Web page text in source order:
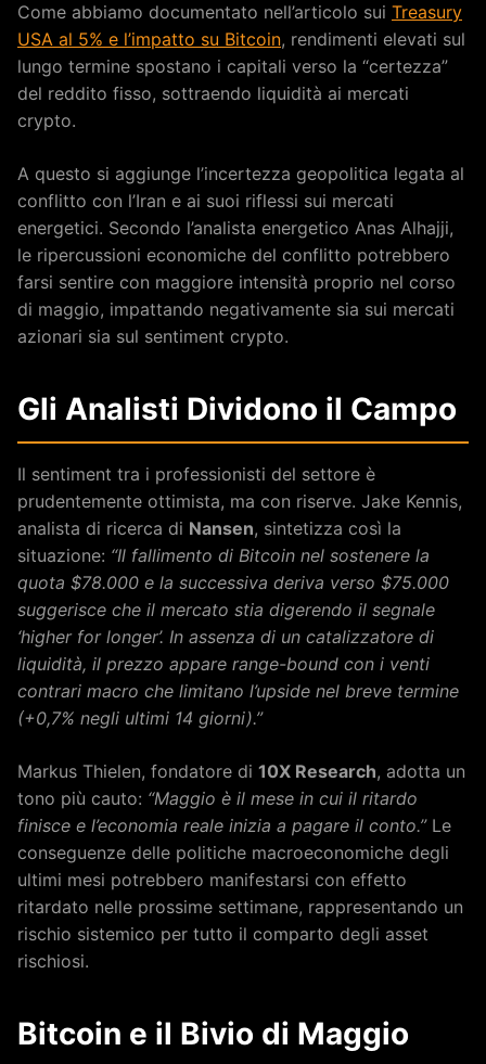
Come abbiamo documentato nell’articolo sui Treasury
USA al 5% e l’impatto su Bitcoin, rendimenti elevati sul
lungo termine spostano i capitali verso la “certezza”
del reddito fisso, sottraendo liquidità ai mercati
crypto.
A questo si aggiunge l’incertezza geopolitica legata al
conflitto con l’Iran e ai suoi riflessi sui mercati
energetici. Secondo l’analista energetico Anas Alhajji,
le ripercussioni economiche del conflitto potrebbero
farsi sentire con maggiore intensità proprio nel corso
di maggio, impattando negativamente sia sui mercati
azionari sia sul sentiment crypto.
Gli Analisti Dividono il Campo
Il sentiment tra i professionisti del settore è
prudentemente ottimista, ma con riserve. Jake Kennis,
analista di ricerca di Nansen, sintetizza così la
situazione: “Il fallimento di Bitcoin nel sostenere la
quota $78.000 e la successiva deriva verso $75.000
suggerisce che il mercato stia digerendo il segnale
‘higher for longer’. In assenza di un catalizzatore di
liquidità, il prezzo appare range-bound con i venti
contrari macro che limitano l’upside nel breve termine
(+0,7% negli ultimi 14 giorni).”
Markus Thielen, fondatore di 10X Research, adotta un
tono più cauto: “Maggio è il mese in cui il ritardo
finisce e l’economia reale inizia a pagare il conto.”Le
conseguenze delle politiche macroeconomiche degli
ultimi mesi potrebbero manifestarsi con effetto
ritardato nelle prossime settimane, rappresentando un
rischio sistemico per tutto il comparto degli asset
rischiosi.
Bitcoin e il Bivio di Maggio